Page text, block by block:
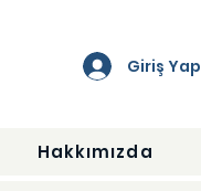
Giriş Yap
Hakkımızda